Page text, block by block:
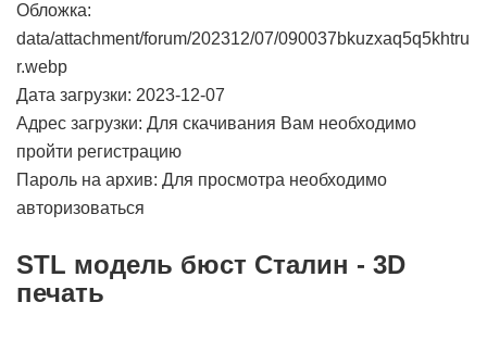
Обложка:
data/attachment/forum/202312/07/090037bkuzxaq5q5khtru
r.webp
Дата загрузки: 2023-12-07
Адрес загрузки: Для скачивания Вам необходимо
пройти регистрацию
Пароль на архив: Для просмотра необходимо
авторизоваться
STL модель бюст Сталин - 3D
печать